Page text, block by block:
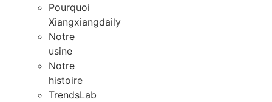
Pourquoi
Xiangxiangdaily
Notre
usine
Notre
histoire
TrendsLab